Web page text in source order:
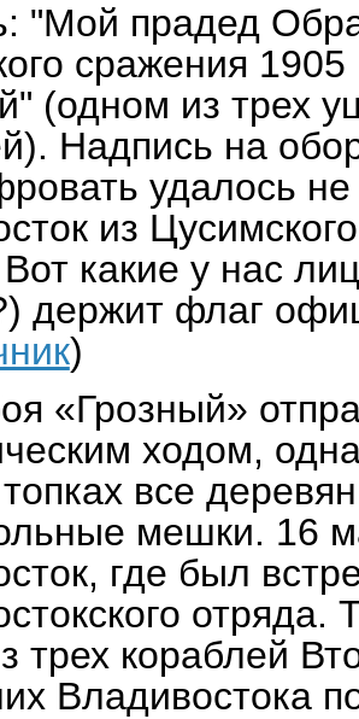
"Мой прадед
сражения
(одном из трех
Надпись на
удалось
из
какие у нас
держит флаг
)
«Грозный»
ходом,
все
мешки. 16
где был
трех кораблей
Владивостока